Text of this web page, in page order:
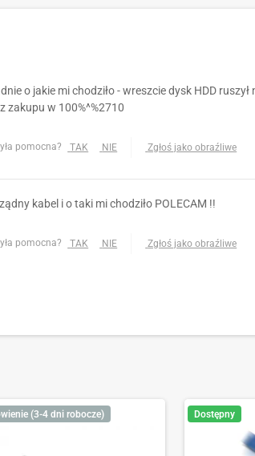
o jakie mi chodziło - wreszcie dysk HDD
zakupu w 100%^%2710
pomocna? TAK NIE Zgłoś jako obraźliwe
kabel i o taki mi chodziło POLECAM !!
pomocna? TAK NIE Zgłoś jako obraźliwe
(3-4 dni robocze) Dostępny